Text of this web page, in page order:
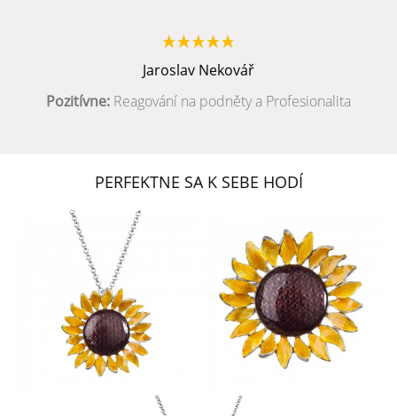
Jaroslav Nekovář
Pozitívne: Reagování na podněty a Profesionalita
PERFEKTNE SA K SEBE HODÍ